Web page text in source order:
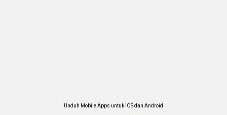
Unduh Mobile Apps untuk iOS dan Android